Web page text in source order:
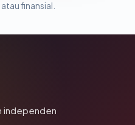
finansial.
independen